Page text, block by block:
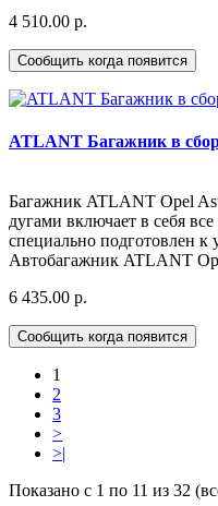
4 510.00 р.
Сообщить когда появится
ATLANT Багажник в
Багажник ATLANT Opel
дугами включает в себя
специально подготовлен к
Автобагажник ATLANT
6 435.00 р.
Сообщить когда появится
1
2
3
>
>|
Показано с 1 по 11 из 32